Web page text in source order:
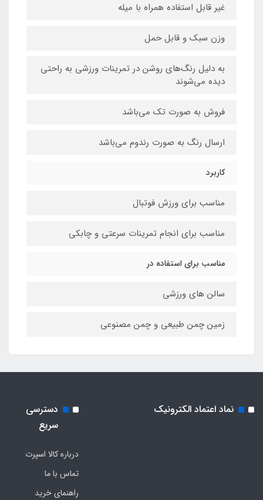
غیر قابل استفاده همراه با میله
وزن سبک و قابل حمل
به دلیل رنگ‌های روشن در تمرینات ورزشی به راحتی
دیده می‌شوند
فروش به صورت تک می‌باشد
ارسال رنگ به صورت رندوم می‌باشد
کاربرد
مناسب برای ورزش فوتبال
مناسب برای انجام تمرینات سرعتی و چابکی
مناسب برای استفاده در
سالن های ورزشی
زمین چمن طبیعی و چمن مصنوعی
نماد اعتماد الکترونیک
دسترسی
سریع
درباره کالا اسپرت
تماس با ما
راهنمای خرید